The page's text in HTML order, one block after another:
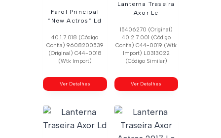
Farol Principal
”New Actros” Ld
40.1.7.018 (Código
Confia) 9608200539
(Original) C44-0018
(Wtk Import)
Ver Detalhes
Lanterna Traseira
Axor Le
15406270 (Original)
40.2.7.001 (Código
Confia) C44-0019 (Wtk
Import) L0313022
(Código Similar)
Ver Detalhes